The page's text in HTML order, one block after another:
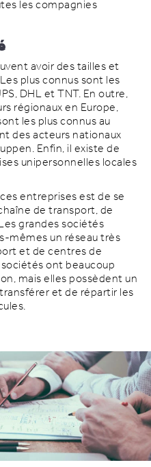
les compagnies
avoir des tailles et
plus connus sont les
DHL et TNT. En outre,
régionaux en Europe,
les plus connus au
des acteurs nationaux
Enfin, il existe de
unipersonnelles locales
entreprises est de se
de transport, de
grandes sociétés
mêmes un réseau très
et de centres de
ont beaucoup
mais elles possèdent un
et de répartir les